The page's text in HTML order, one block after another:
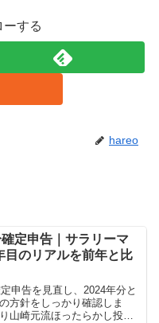
ーする
hareo
定申告｜サラリーマ
目のリアルを前年と比
申告を見直し、2024年分と
方針をしっかり確認しま
山崎元流ほったらかし投資